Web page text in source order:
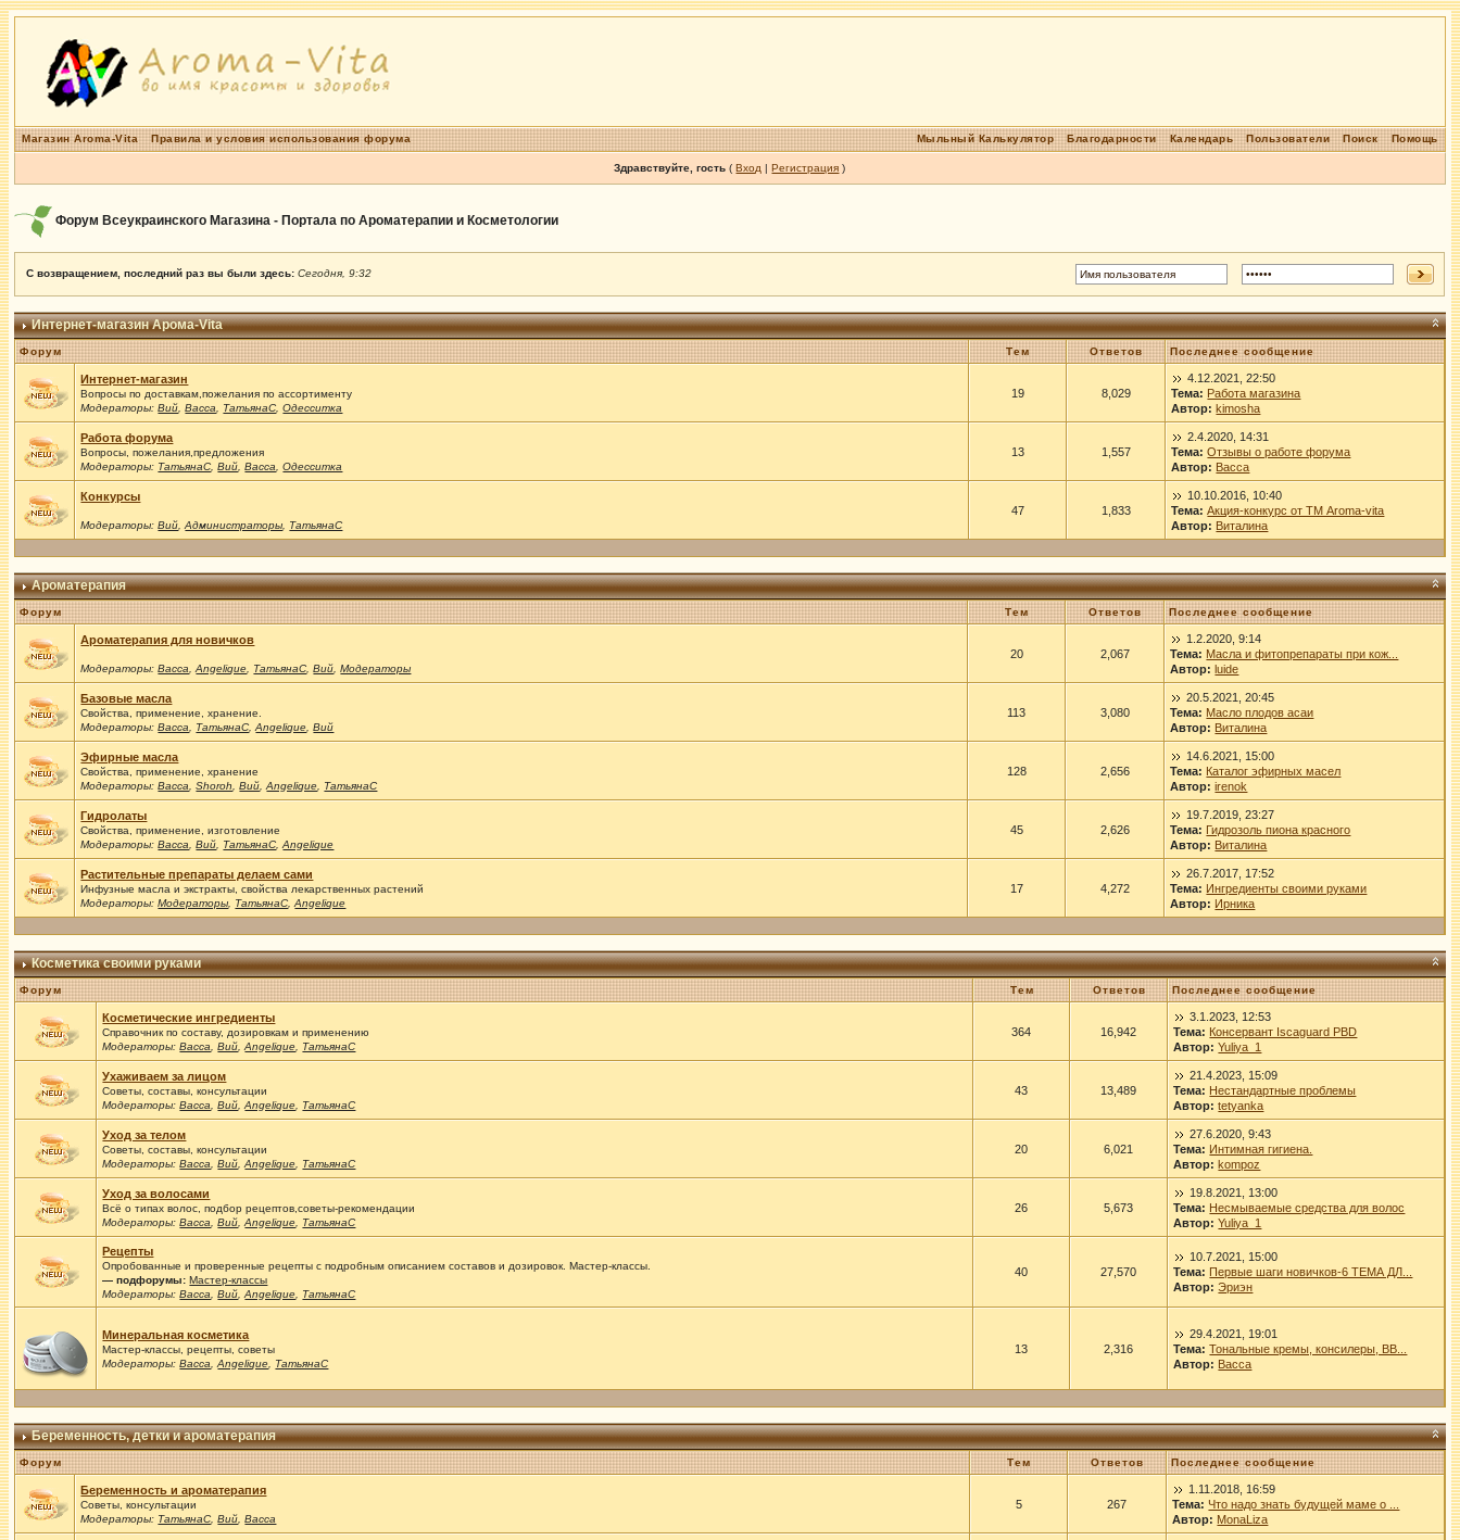
Магазин Aroma-Vita Правила и условия использования форума Помощь
Поиск
Пользователи
Календарь
Благодарности
Мыльный Калькулятор
Здравствуйте, гость (Вход |Регистрация )
Форум Всеукраинского Магазина - Портала по Ароматерапии и Косметологии
С возвращением, последний раз вы были здесь:Сегодня, 9:32
Интернет-магазин Арома-Vita
Форум Тем Ответов Последнее сообщение
Интернет-магазин
Вопросы по доставкам,пожелания по ассортименту
Модераторы:Вий ,Васса ТатьянаС ,Одесситка
19 8,029
4.12.2021, 22:50
Тема: Работа магазина
Автор: kimosha
Работа форума
Вопросы, пожелания,предложения
Модераторы: ТатьянаС ,Вий ,Васса ,Одесситка
13 1,557
2.4.2020, 14:31
Тема: Отзывы о работе форума
Автор: Васса
Конкурсы
Модераторы:Вий ,Администраторы ТатьянаС
47 1,833
10.10.2016, 10:40
Тема: Акция-конкурс от ТМ Aroma-vita
Автор: Виталина
Ароматерапия
Форум Тем Ответов Последнее сообщение
Ароматерапия для новичков
Модераторы:Васса ,Angelique ТатьянаС ,Вий ,Модераторы
20 2,067
1.2.2020, 9:14
Тема: Масла и фитопрепараты при кож...
Автор: luide
Базовые масла
Свойства, применение, хранение.
Модераторы:Васса ТатьянаС ,Angelique ,Вий
113 3,080
20.5.2021, 20:45
Тема: Масло плодов асаи
Автор: Виталина
Эфирные масла
Свойства, применение, хранение
Модераторы:Васса ,Shoroh ,Вий ,Angelique ТатьянаС
128 2,656
14.6.2021, 15:00
Тема: Каталог эфирных масел
Автор: irenok
Гидролаты
Свойства, применение, изготовление
Модераторы:Васса ,Вий ТатьянаС ,Angelique
45 2,626
19.7.2019, 23:27
Тема: Гидрозоль пиона красного
Автор: Виталина
Растительные препараты делаем сами
Инфузные масла и экстракты, свойства лекарственных растений
Модераторы:Модераторы ТатьянаС ,Angelique
17 4,272
26.7.2017, 17:52
Тема: Ингредиенты своими руками
Автор: Ирника
Косметика своими руками
Форум Тем Ответов Последнее сообщение
Косметические ингредиенты
Справочник по составу, дозировкам и применению
Модераторы:Васса ,Вий ,Angelique ТатьянаС
364 16,942
3.1.2023, 12:53
Тема: Консервант Iscaguard PBD
Автор: Yuliya_1
Ухаживаем за лицом
Советы, составы, консультации
Модераторы:Васса ,Вий ,Angelique ТатьянаС
43 13,489
21.4.2023, 15:09
Тема: Нестандартные проблемы
Автор: tetyanka
Уход за телом
Советы, составы, консультации
Модераторы:Васса ,Вий ,Angelique ТатьянаС
20 6,021
27.6.2020, 9:43
Тема: Интимная гигиена.
Автор: kompoz
Уход за волосами
Всё о типах волос, подбор рецептов,советы-рекомендации
Модераторы:Васса ,Вий ,Angelique ТатьянаС
26 5,673
19.8.2021, 13:00
Тема: Несмываемые средства для волос
Автор: Yuliya_1
Рецепты
Опробованные и проверенные рецепты с подробным описанием составов и дозировок. Мастер-классы.
— подфорумы: Мастер-классы
Модераторы:Васса ,Вий ,Angelique ТатьянаС
40 27,570
10.7.2021, 15:00
Тема: Первые шаги новичков-6 ТЕМА ДЛ...
Автор: Эриэн
Минеральная косметика
Мастер-классы, рецепты, советы
Модераторы:Васса ,Angelique ТатьянаС
13 2,316
29.4.2021, 19:01
Тема: Тональные кремы, консилеры, ВВ...
Автор: Васса
Беременность, детки и ароматерапия
Форум Тем Ответов Последнее сообщение
Беременность и ароматерапия
Советы, консультации
Модераторы: ТатьянаС ,Вий ,Васса
5 267
1.11.2018, 16:59
Тема: Что надо знать будущей маме о ...
Автор: MonaLiza